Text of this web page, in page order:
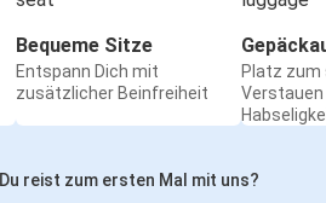
Bequeme Sitze
Entspann Dich mit
zusätzlicher Beinfreiheit
Platz zum
Verstauen
Du reist zum ersten Mal mit uns?